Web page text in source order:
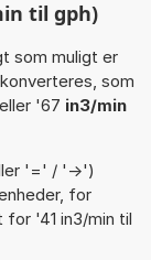
til gph)
som muligt er
som
'67 in3/min
'=' / '->')
for
'41 in3/min til